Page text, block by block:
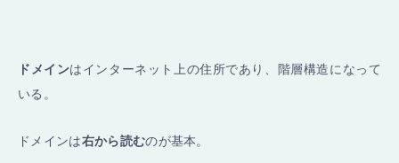
ドメインはインターネット上の住所であり、階層構造になって
いる。
ドメインは右から読むのが基本。